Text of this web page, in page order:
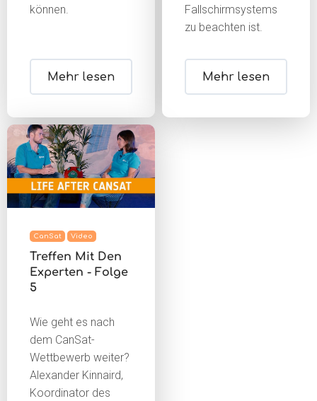
können.
Mehr lesen
Fallschirmsystems
zu beachten ist.
Mehr lesen
CanSat Video
Treffen Mit Den
Experten - Folge
5
Wie geht es nach
dem CanSat-
Wettbewerb weiter?
Alexander Kinnaird,
Koordinator des